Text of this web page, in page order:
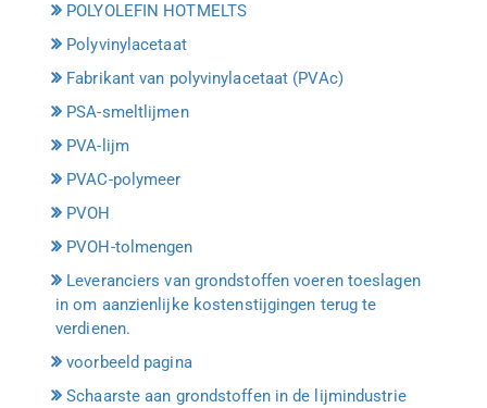
POLYOLEFIN HOTMELTS
Polyvinylacetaat
Fabrikant van polyvinylacetaat (PVAc)
PSA-smeltlijmen
PVA-lijm
PVAC-polymeer
PVOH
PVOH-tolmengen
Leveranciers van grondstoffen voeren toeslagen
in om aanzienlijke kostenstijgingen terug te
verdienen.
voorbeeld pagina
Schaarste aan grondstoffen in de lijmindustrie